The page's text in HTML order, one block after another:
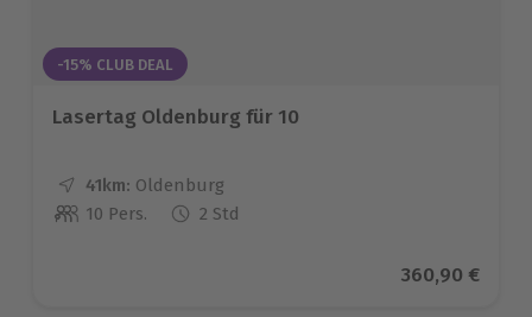
-15% CLUB DEAL
Lasertag Oldenburg für 10
41km: Entfernung
Standort
Oldenburg
Anzahl der Teilnehmer
10 Pers. 2 Std
Aktueller
360,90 €